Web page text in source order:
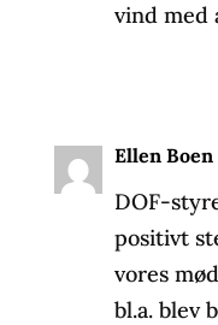
vind med
Ellen Boen
DOF-
positivt
vores
bl.a. blev